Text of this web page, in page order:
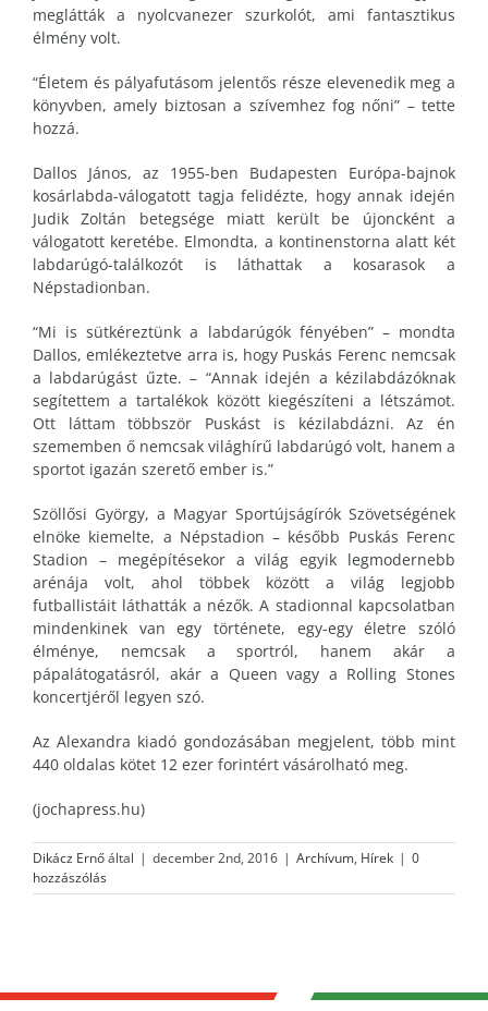
meglátták a nyolcvanezer szurkolót, ami fantasztikus
élmény volt.
“Életem és pályafutásom jelentős része elevenedik meg a
könyvben, amely biztosan a szívemhez fog nőni” – tette
hozzá.
Dallos János, az 1955-ben Budapesten Európa-bajnok
kosárlabda-válogatott tagja felidézte, hogy annak idején
Judik Zoltán betegsége miatt került be újoncként a
válogatott keretébe. Elmondta, a kontinenstorna alatt két
labdarúgó-találkozót is láthattak a kosarasok a
Népstadionban.
“Mi is sütkéreztünk a labdarúgók fényében” – mondta
Dallos, emlékeztetve arra is, hogy Puskás Ferenc nemcsak
a labdarúgást űzte. – “Annak idején a kézilabdázóknak
segítettem a tartalékok között kiegészíteni a létszámot.
Ott láttam többször Puskást is kézilabdázni. Az én
szememben ő nemcsak világhírű labdarúgó volt, hanem a
sportot igazán szerető ember is.”
Szöllősi György, a Magyar Sportújságírók Szövetségének
elnöke kiemelte, a Népstadion – később Puskás Ferenc
Stadion – megépítésekor a világ egyik legmodernebb
arénája volt, ahol többek között a világ legjobb
futballistáit láthatták a nézők. A stadionnal kapcsolatban
mindenkinek van egy története, egy-egy életre szóló
élménye, nemcsak a sportról, hanem akár a
pápalátogatásról, akár a Queen vagy a Rolling Stones
koncertjéről legyen szó.
Az Alexandra kiadó gondozásában megjelent, több mint
440 oldalas kötet 12 ezer forintért vásárolható meg.
(jochapress.hu)
Dikácz Ernőáltal | december 2nd, 2016 | Archívum, Hírek | 0
hozzászólás